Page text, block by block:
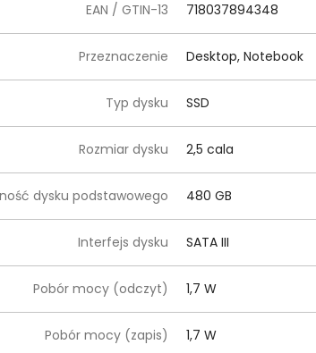
EAN / GTIN-13 718037894348
Przeznaczenie Desktop, Notebook
Typ dysku SSD
Rozmiar dysku 2,5 cala
dysku podstawowego 480 GB
Interfejs dysku SATA III
Pobór mocy (odczyt) 1,7 W
Pobór mocy (zapis) 1,7 W